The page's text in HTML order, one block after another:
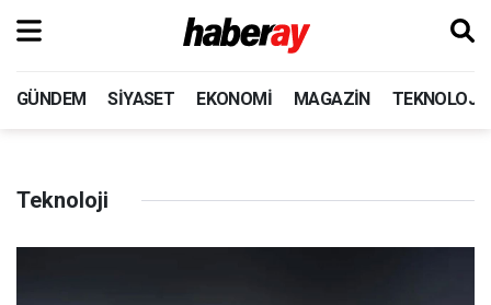
GÜNDEM SIYASET EKONOMI MAGAZIN TEKNOLOJI
Teknoloji